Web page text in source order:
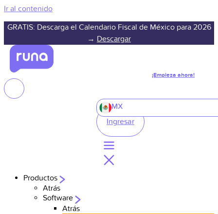
Ir al contenido
GRATIS: Descarga el Calendario Fiscal de México para 2026
→ Descargar
¡Empieza ahora!
MX
Ingresar
Productos
Atrás
Software
Atrás